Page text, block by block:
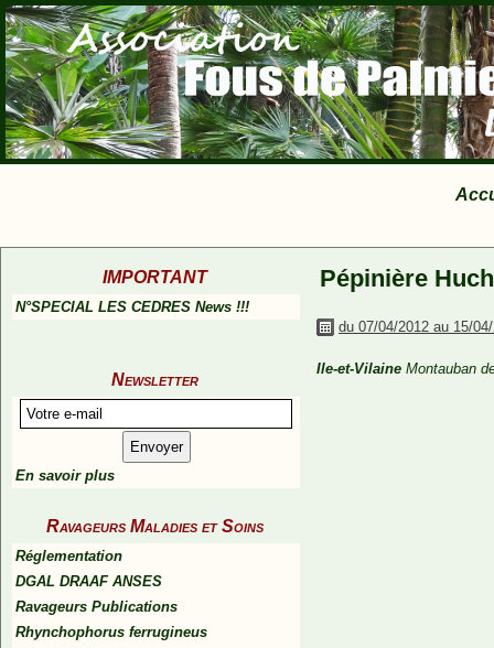
IMPORTANT
N°SPECIAL LES CEDRES News !!!
Newsletter
En savoir plus
Ravageurs Maladies et Soins
Réglementation
DGAL DRAAF ANSES
Ravageurs Publications
Rhynchophorus ferrugineus
Pépinière
du 07/04/2012 au 15/
Ile-et-Vilaine Montauban